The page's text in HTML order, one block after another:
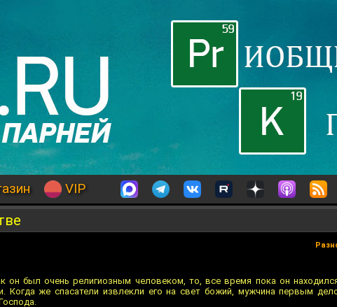
VIP
он был очень религиозным человеком, то, все время пока он
Когда же спасатели извлекли его на свет божий, мужчина первым